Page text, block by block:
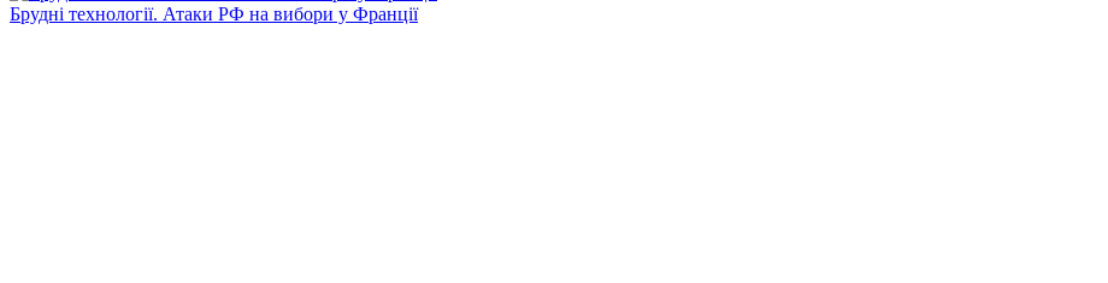
Брудні технології. Атаки РФ на вибори у Франції